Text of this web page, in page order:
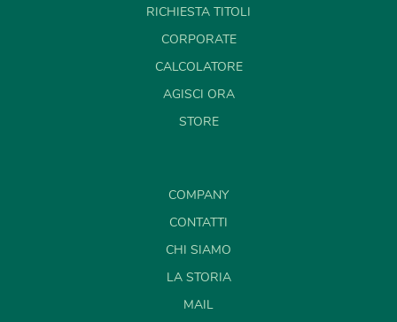
RICHIESTA TITOLI
CORPORATE
CALCOLATORE
AGISCI ORA
STORE
COMPANY
CONTATTI
CHI SIAMO
LA STORIA
MAIL